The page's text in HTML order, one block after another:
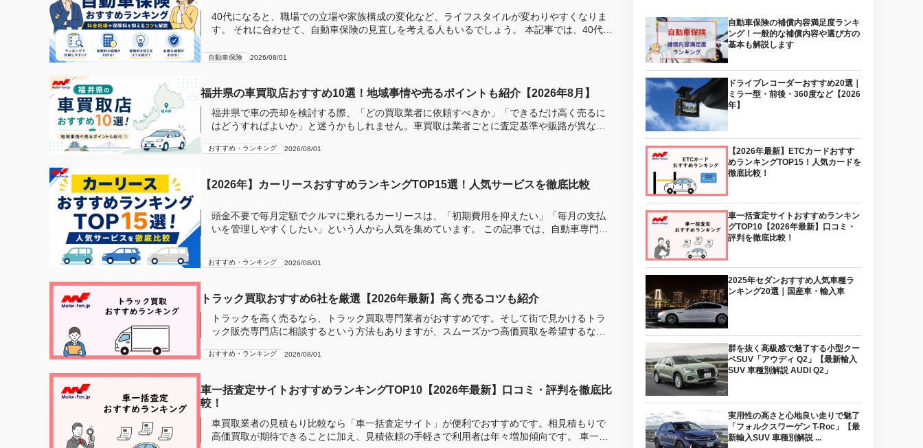
40代になると、職場での立場や家族構成の変化など、ライフスタイルが変わりやすくなりま
す。 それに合わせて、自動車保険の見直しを考える人もいるでしょう。 本記事では、40代に
自動車保険 2026/08/01
福井県の車買取店おすすめ10選！地域事情や売るポイントも紹介【2026年8月】
福井県で車の売却を検討する際、「どの買取業者に依頼すべきか」「できるだけ高く売るに
はどうすればよいか」と迷うかもしれません。車買取は業者ごとに査定基準や販路が異なる
おすすめ・ランキング 2026/08/01
【2026年】カーリースおすすめランキングTOP15選！人気サービスを徹底比較
頭金不要で毎月定額でクルマに乗れるカーリースは、「初期費用を抑えたい」「毎月の支払
いを管理しやすくしたい」という人から人気を集めています。 この記事では、自動車専門メ
おすすめ・ランキング 2026/08/01
トラック買取おすすめ6社を厳選【2026年最新】高く売るコツも紹介
トラックを高く売るなら、トラック買取専門業者がおすすめです。そして街で見かけるトラ
ック販売専門店に相談するという方法もありますが、スムーズかつ高価買取を希望するな
おすすめ・ランキング 2026/08/01
車一括査定サイトおすすめランキングTOP10【2026年最新】口コミ・評判を徹底比
較！
車買取業者の見積もり比較なら「車一括査定サイト」が便利でおすすめです。相見積もりで
高価買取が期待できることに加え、見積依頼の手軽さで利用者は年々増加傾向です。 車一括
自動車保険の補償内容満足度ランキ
ング！一般的な補償内容や選び方の
基本も解説します
ドライブレコーダーおすすめ20選｜
ミラー型・前後・360度など【2026
年】
【2026年最新】ETCカードおすす
めランキングTOP15！人気カードを
徹底比較！
車一括査定サイトおすすめランキン
グTOP10【2026年最新】口コミ・
評判を徹底比較！
2025年セダンおすすめ人気車種ラ
ンキング20選｜国産車・輸入車
群を抜く高級感で魅了する小型クー
ペSUV「アウディ Q2」【最新輸入
SUV 車種別解説 AUDI Q2」
実用性の高さと心地良い走りで魅了
「フォルクスワーゲン T-Roc」【最
新輸入SUV 車種別解説 ...